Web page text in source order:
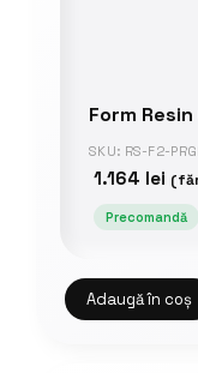
Form
SKU: RS-F2-
1.164 lei
Precomandă
Adaugă în coș